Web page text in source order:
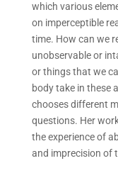
which various
on imperceptible
time. How can we
unobservable or
or things that we
body take in these
chooses different
questions. Her
the experience of
and imprecision of